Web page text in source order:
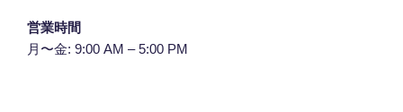
営業時間
月〜金: 9:00 AM – 5:00 PM